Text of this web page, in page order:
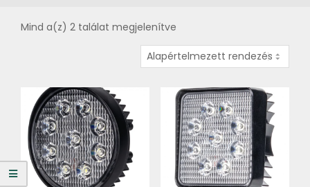
Mind a(z) 2 találat megjelenítve